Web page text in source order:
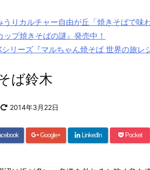
うりカルチャー自由が丘「焼きそばで味
プ焼きそばの謎』発売中！
リーズ『マルちゃん焼そば 世界の旅レ
ば鈴木
2014年3月22日
Google+ LinkedIn Pocket